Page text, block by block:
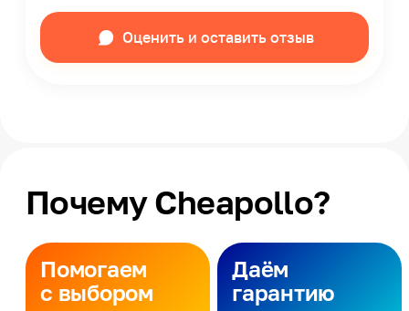
Оценить и оставить отзыв
Почему Cheapollo?
Помогаем
с выбором
Даём
гарантию